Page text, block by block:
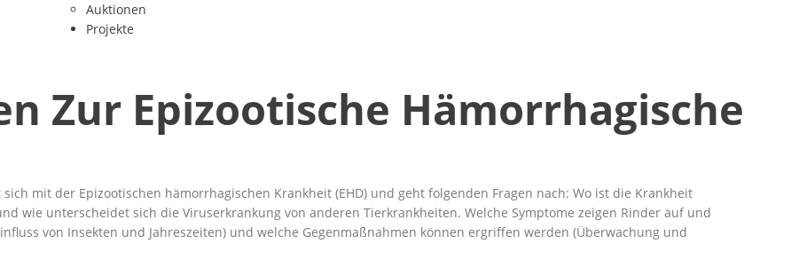
Auktionen
Projekte
Zur Epizootische Hämorrhagische
mit der Epizootischen hämorrhagischen Krankheit (EHD) und geht folgenden Fragen nach: Wo ist die Krankheit
wie unterscheidet sich die Viruserkrankung von anderen Tierkrankheiten. Welche Symptome zeigen Rinder auf und
von Insekten und Jahreszeiten) und welche Gegenmaßnahmen können ergriffen werden (Überwachung und